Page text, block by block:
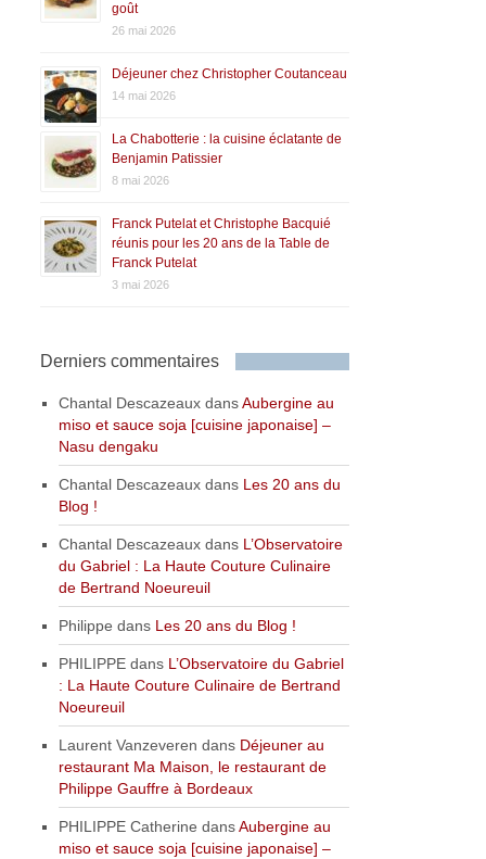
goût
26 mai 2026
Déjeuner chez Christopher Coutanceau
14 mai 2026
La Chabotterie : la cuisine éclatante de
Benjamin Patissier
8 mai 2026
Franck Putelat et Christophe Bacquié
réunis pour les 20 ans de la Table de
Franck Putelat
3 mai 2026
Derniers commentaires
Chantal Descazeaux dansAubergine au
miso et sauce soja [cuisine japonaise] –
Nasu dengaku
Chantal Descazeaux dans Les 20 ans du
Blog !
Chantal Descazeaux dans L’Observatoire
du Gabriel : La Haute Couture Culinaire
de Bertrand Noeureuil
Philippe dans Les 20 ans du Blog !
PHILIPPE dans L’Observatoire du Gabriel
: La Haute Couture Culinaire de Bertrand
Noeureuil
Laurent Vanzeveren dans Déjeuner au
restaurant Ma Maison, le restaurant de
Philippe Gauffre à Bordeaux
PHILIPPE Catherine dansAubergine au
miso et sauce soja [cuisine japonaise] –